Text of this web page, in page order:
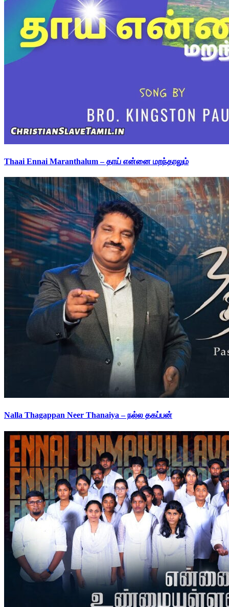
Thaai Ennai Maranthalum – தாய் என்னை மறந்தாலும்
Nalla Thagappan Neer Thanaiya – நல்ல தகப்பன்